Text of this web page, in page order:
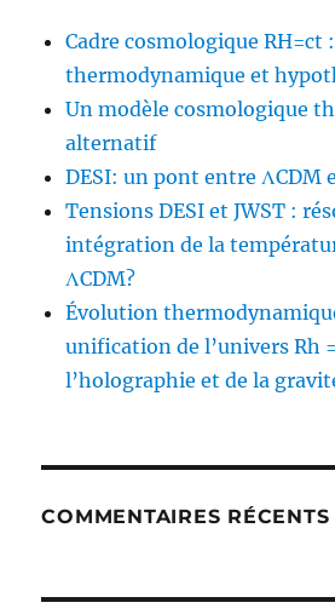
Cadre cosmologique RH=ct
thermodynamique et
Un modèle cosmologique
alternatif
DESI: un pont entre ΛCDM
Tensions DESI et JWST :
intégration de la
ΛCDM?
Évolution
unification de l’univers Rh
l’holographie et de la
COMMENTAIRES RÉCENTS